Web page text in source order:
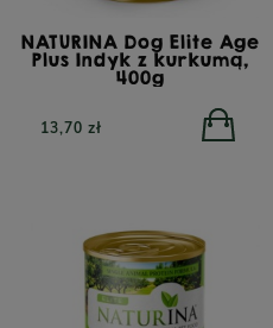
NATURINA Dog Elite Age
Plus Indyk z kurkumą,
400g
13,70 zł